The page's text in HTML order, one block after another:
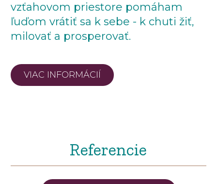
vzťahovom priestore pomáham
ľuďom vrátiť sa k sebe - k chuti žiť,
milovať a prosperovať.
VIAC INFORMÁCIÍ
Referencie